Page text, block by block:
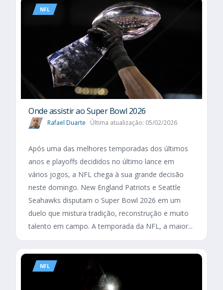
NFL
Onde assistir ao Super Bowl 2026
Rafael Duarte Última atualização: 05/02/2026
Após uma das melhores temporadas dos últimos
anos e playoffs decididos no último lance em
vários jogos, a NFL chega à sua grande decisão
neste domingo. New England Patriots e Seattle
Seahawks disputam o Super Bowl 2026 em um
duelo que mistura tradição, reconstrução e muito
talento em campo. A temporada da NFL, a maior...
NFL